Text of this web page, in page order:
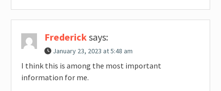
Fredericksays:
January 23, 2023 at 5:48 am
I think this is among the most important
information for me.